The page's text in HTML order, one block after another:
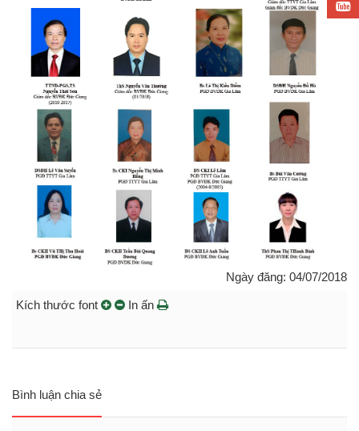
Ngày đăng: 04/07/2018
Kích thước font In ấn
Bình luận chia sẻ